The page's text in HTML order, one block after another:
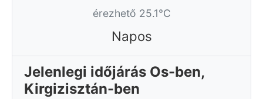
érezhető 25.1°C
Napos
Jelenlegi időjárás Os-ben,
Kirgizisztán-ben